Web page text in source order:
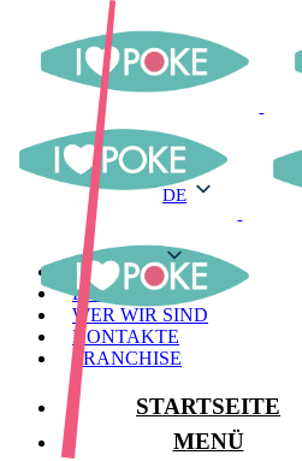
DE
MENÜ
LAGER
WER WIR SIND
KONTAKTE
FRANCHISE
STARTSEITE
MENÜ